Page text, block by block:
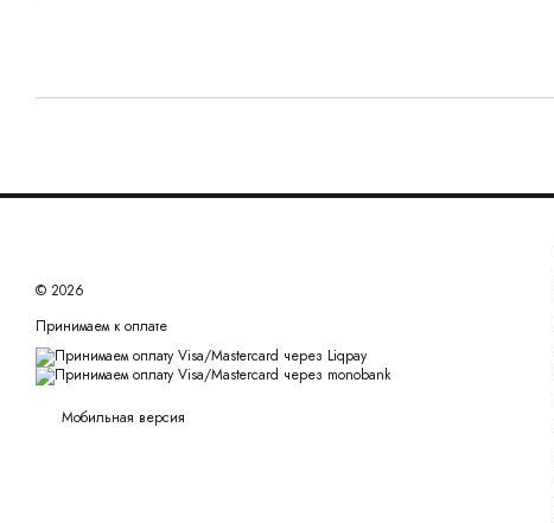
© 2026
Принимаем к оплате
Мобильная версия